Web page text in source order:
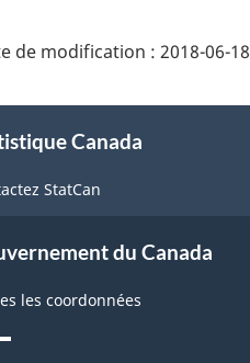
de modification : 2018-06-18
Canada
StatCan
du Canada
les coordonnées